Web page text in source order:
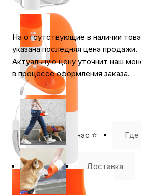
Подарочные
На отсутствующие в наличии
указана последняя цена продажи.
Актуальную цену уточнит наш
в процессе оформления заказа.
⭐️ Отзывы о нас ⭐️ Где
Оплата Доставка